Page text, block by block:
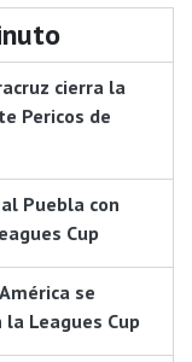
cierra la
Pericos de
Puebla con
Cup
se
la Leagues Cup